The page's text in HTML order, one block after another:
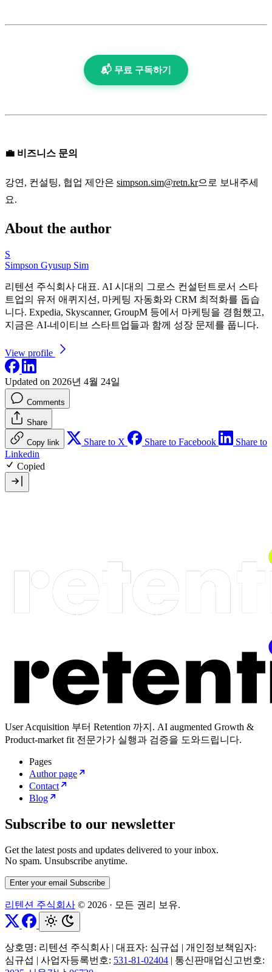
📬 무료 구독하기
💼 비즈니스 문의
강연, 컨설팅, 협업 제안은 simpson.sim@retn.kr으로 보내주세
요.
About the author
S
Simpson Gyusup Sim
리텐션 주식회사 대표. AI 시대의 그로스 컨설턴트로서 스타
트업의 유저 애퀴지션, 마케팅 자동화와 CRM 최적화를 돕습
니다. Expedia, Skyscanner, GroupM 등에서 마케팅을 경험했고,
지금은 AI-네이티브 스타트업들과 함께 성장 문제를 풉니다.
View profile
Updated on 2026년 4월 24일
Comments
Share
Copy link Share to X Share to Facebook
Share to
Linkedin
Copied
User Acquisition 부터 Retention 까지. AI augmented Growth &
Product-market fit 전문가가 실행과 검증을 도와드립니다.
Pages
Author page
Contact
Blog
Subscribe to our newsletter
Get the latest posts and updates delivered to your inbox.
No spam. Unsubscribe anytime.
Enter your email Subscribe
리텐션 주식회사 © 2026 · 모든 권리 보유.
상호명: 리텐션 주식회사 | 대표자: 심규섭 | 개인정보책임자:
심규섭 | 사업자등록번호: 531-81-02404 | 통신판매업신고번호: